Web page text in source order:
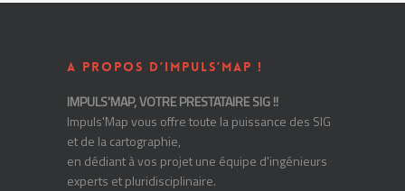
A PROPOS D’IMPULS’MAP !
IMPULS'MAP, VOTRE PRESTATAIRE SIG !!
Impuls'Map vous offre toute la puissance des SIG
et de la cartographie,
en dédiant à vos projet une équipe d'ingénieurs
experts et pluridisciplinaire.